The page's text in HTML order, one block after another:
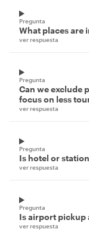
Pregunta
What places are
ver respuesta
Pregunta
Can we exclude
focus on less
ver respuesta
Pregunta
Is hotel or
ver respuesta
Pregunta
Is airport pickup
ver respuesta